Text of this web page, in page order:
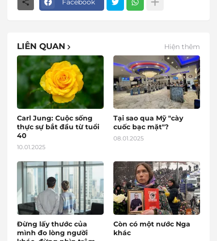
Facebook
LIÊN QUAN Hiện thêm
Carl Jung: Cuộc sống
thực sự bắt đầu từ tuổi
40
10.01.2025
Tại sao qua Mỹ "cày
cuốc bạc mặt"?
08.01.2025
Đừng lấy thước của
mình đo lòng người
Còn có một nước Nga
khác